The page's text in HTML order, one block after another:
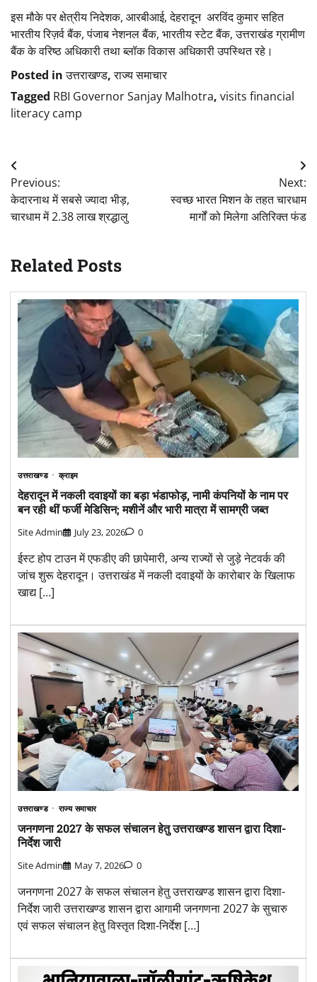
इस मौके पर क्षेत्रीय निदेशक, आरबीआई, देहरादून अरविंद कुमार सहित
भारतीय रिज़र्व बैंक, पंजाब नेशनल बैंक, भारतीय स्टेट बैंक, उत्तराखंड ग्रामीण
बैंक के वरिष्ठ अधिकारी तथा ब्लॉक विकास अधिकारी उपस्थित रहे।
Posted inउत्तराखण्ड,राज्य समाचार
Tagged RBI Governor Sanjay Malhotra, visits financial
literacy camp
Post
navigation
Previous:
केदारनाथ में सबसे ज्यादा भीड़,
चारधाम में 2.38 लाख श्रद्धालु
Next:
स्वच्छ भारत मिशन के तहत चारधाम
मार्गों को मिलेगा अतिरिक्त फंड
Related Posts
उत्तराखण्ड क्राइम
देहरादून में नकली दवाइयों का बड़ा भंडाफोड़, नामी कंपनियों के नाम पर
बन रही थीं फर्जी मेडिसिन; मशीनें और भारी मात्रा में सामग्री जब्त
Site Admin July 23, 2026 0
ईस्ट होप टाउन में एफडीए की छापेमारी, अन्य राज्यों से जुड़े नेटवर्क की
जांच शुरू देहरादून। उत्तराखंड में नकली दवाइयों के कारोबार के खिलाफ
खाद्य […]
उत्तराखण्ड राज्य समाचार
जनगणना 2027 के सफल संचालन हेतु उत्तराखण्ड शासन द्वारा दिशा-
निर्देश जारी
Site Admin May 7, 2026 0
जनगणना 2027 के सफल संचालन हेतु उत्तराखण्ड शासन द्वारा दिशा-
निर्देश जारी उत्तराखण्ड शासन द्वारा आगामी जनगणना 2027 के सुचारु
एवं सफल संचालन हेतु विस्तृत दिशा-निर्देश […]